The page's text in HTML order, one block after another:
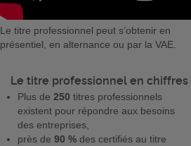
Le titre professionnel peut s’obtenir en
présentiel, en alternance ou par la VAE.
Le titre professionnel en chiffres
Plus de250titres professionnels
existent pour répondre aux besoins
des entreprises,
près de 90 % des certifiés au titre